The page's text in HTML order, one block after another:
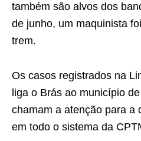
também são alvos dos
de junho, um maquinista
trem.
Os casos registrados na
liga o Brás ao município
chamam a atenção para a
em todo o sistema da